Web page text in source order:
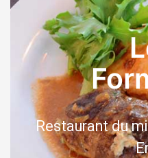
Restaurant du